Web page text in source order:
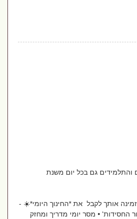
גם בכל יום משנת
אותך לקבל את *החינוך היומי*☀️ -
• מסר יומי מדריך ומחזק